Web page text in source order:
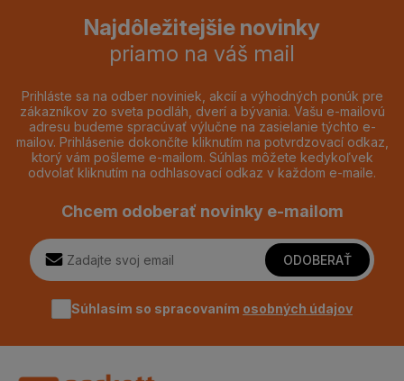
Najdôležitejšie novinky
priamo na váš mail
Prihláste sa na odber noviniek, akcií a výhodných ponúk pre
zákazníkov zo sveta podláh, dverí a bývania. Vašu e-mailovú
adresu budeme spracúvať výlučne na zasielanie týchto e-
mailov. Prihlásenie dokončíte kliknutím na potvrdzovací odkaz,
ktorý vám pošleme e-mailom. Súhlas môžete kedykoľvek
odvolať kliknutím na odhlasovací odkaz v každom e-maile.
Chcem odoberať novinky e-mailom
ODOBERAŤ
Súhlasím so spracovaním osobných údajov